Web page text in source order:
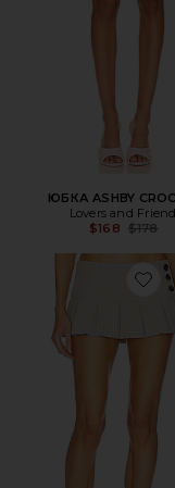
ЮБКА ASHBY
Lovers and
$168 $178